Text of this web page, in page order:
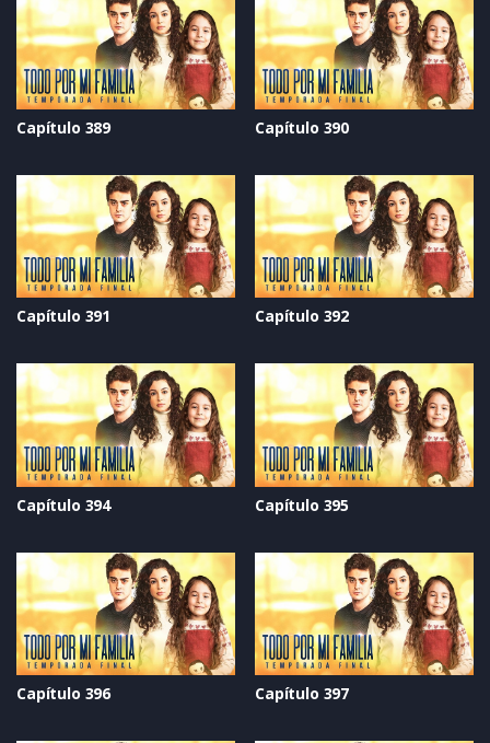
Capítulo 389 Capítulo 390
Capítulo 391 Capítulo 392
Capítulo 394 Capítulo 395
Capítulo 396 Capítulo 397